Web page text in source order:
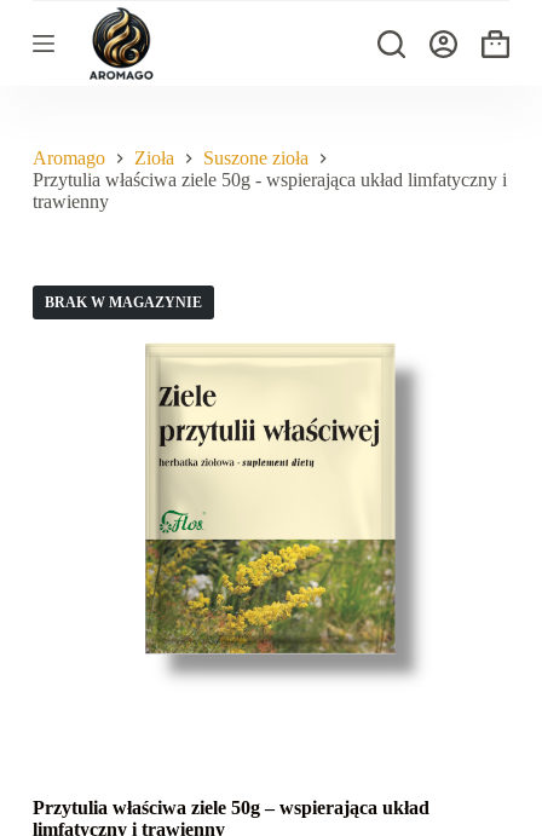
d
o
Koszyk
Aromago Zioła
Suszone zioła
Przytulia właściwa ziele 50g - wspierająca układ limfatyczny i
trawienny
BRAK W MAGAZYNIE
Przytulia właściwa ziele 50g – wspierająca układ
limfatyczny i trawienny